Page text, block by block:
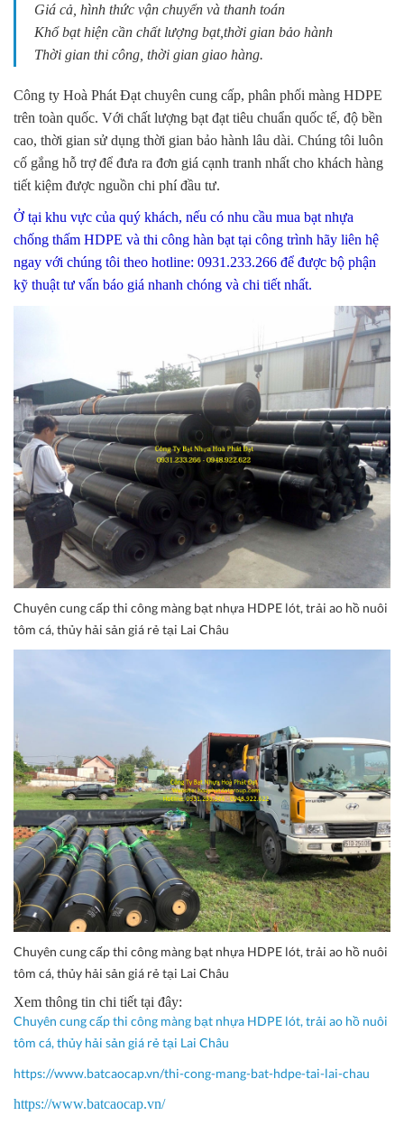
Giá cả, hình thức vận chuyển và thanh toán
Khổ bạt hiện cần chất lượng bạt,thời gian bảo hành
Thời gian thi công, thời gian giao hàng.
Công ty Hoà Phát Đạt chuyên cung cấp, phân phối màng HDPE
trên toàn quốc. Với chất lượng bạt đạt tiêu chuẩn quốc tế, độ bền
cao, thời gian sử dụng thời gian bảo hành lâu dài. Chúng tôi luôn
cố gắng hỗ trợ để đưa ra đơn giá cạnh tranh nhất cho khách hàng
tiết kiệm được nguồn chi phí đầu tư.
Ở tại khu vực của quý khách, nếu có nhu cầu mua bạt nhựa
chống thấm HDPE và thi công hàn bạt tại công trình hãy liên hệ
ngay với chúng tôi theo hotline: 0931.233.266 để được bộ phận
kỹ thuật tư vấn báo giá nhanh chóng và chi tiết nhất.
Chuyên cung cấp thi công màng bạt nhựa HDPE lót, trải ao hồ nuôi
tôm cá, thủy hải sản giá rẻ tại Lai Châu
Chuyên cung cấp thi công màng bạt nhựa HDPE lót, trải ao hồ nuôi
tôm cá, thủy hải sản giá rẻ tại Lai Châu
Xem thông tin chi tiết tại đây:
Chuyên cung cấp thi công màng bạt nhựa HDPE lót, trải ao hồ nuôi
tôm cá, thủy hải sản giá rẻ tại Lai Châu
https://www.batcaocap.vn/thi-cong-mang-bat-hdpe-tai-lai-chau
https://www.batcaocap.vn/